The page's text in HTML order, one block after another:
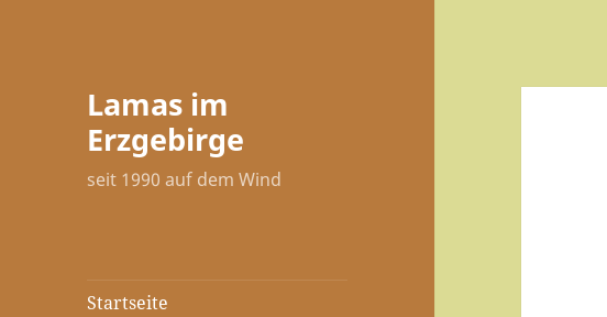
Lamas im
Erzgebirge
seit 1990 auf dem Wind
Startseite